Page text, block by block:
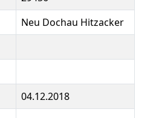
Neu Dochau Hitzacker
04.12.2018